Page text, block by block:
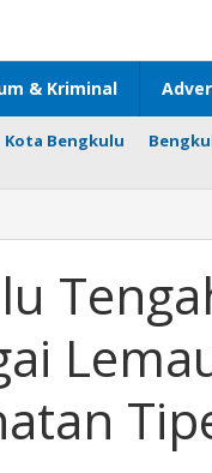
& Kriminal
Kota Bengkulu